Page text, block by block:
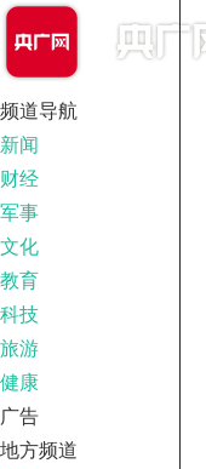
频道导航
新闻
财经
军事
文化
教育
科技
旅游
健康
广告
地方频道